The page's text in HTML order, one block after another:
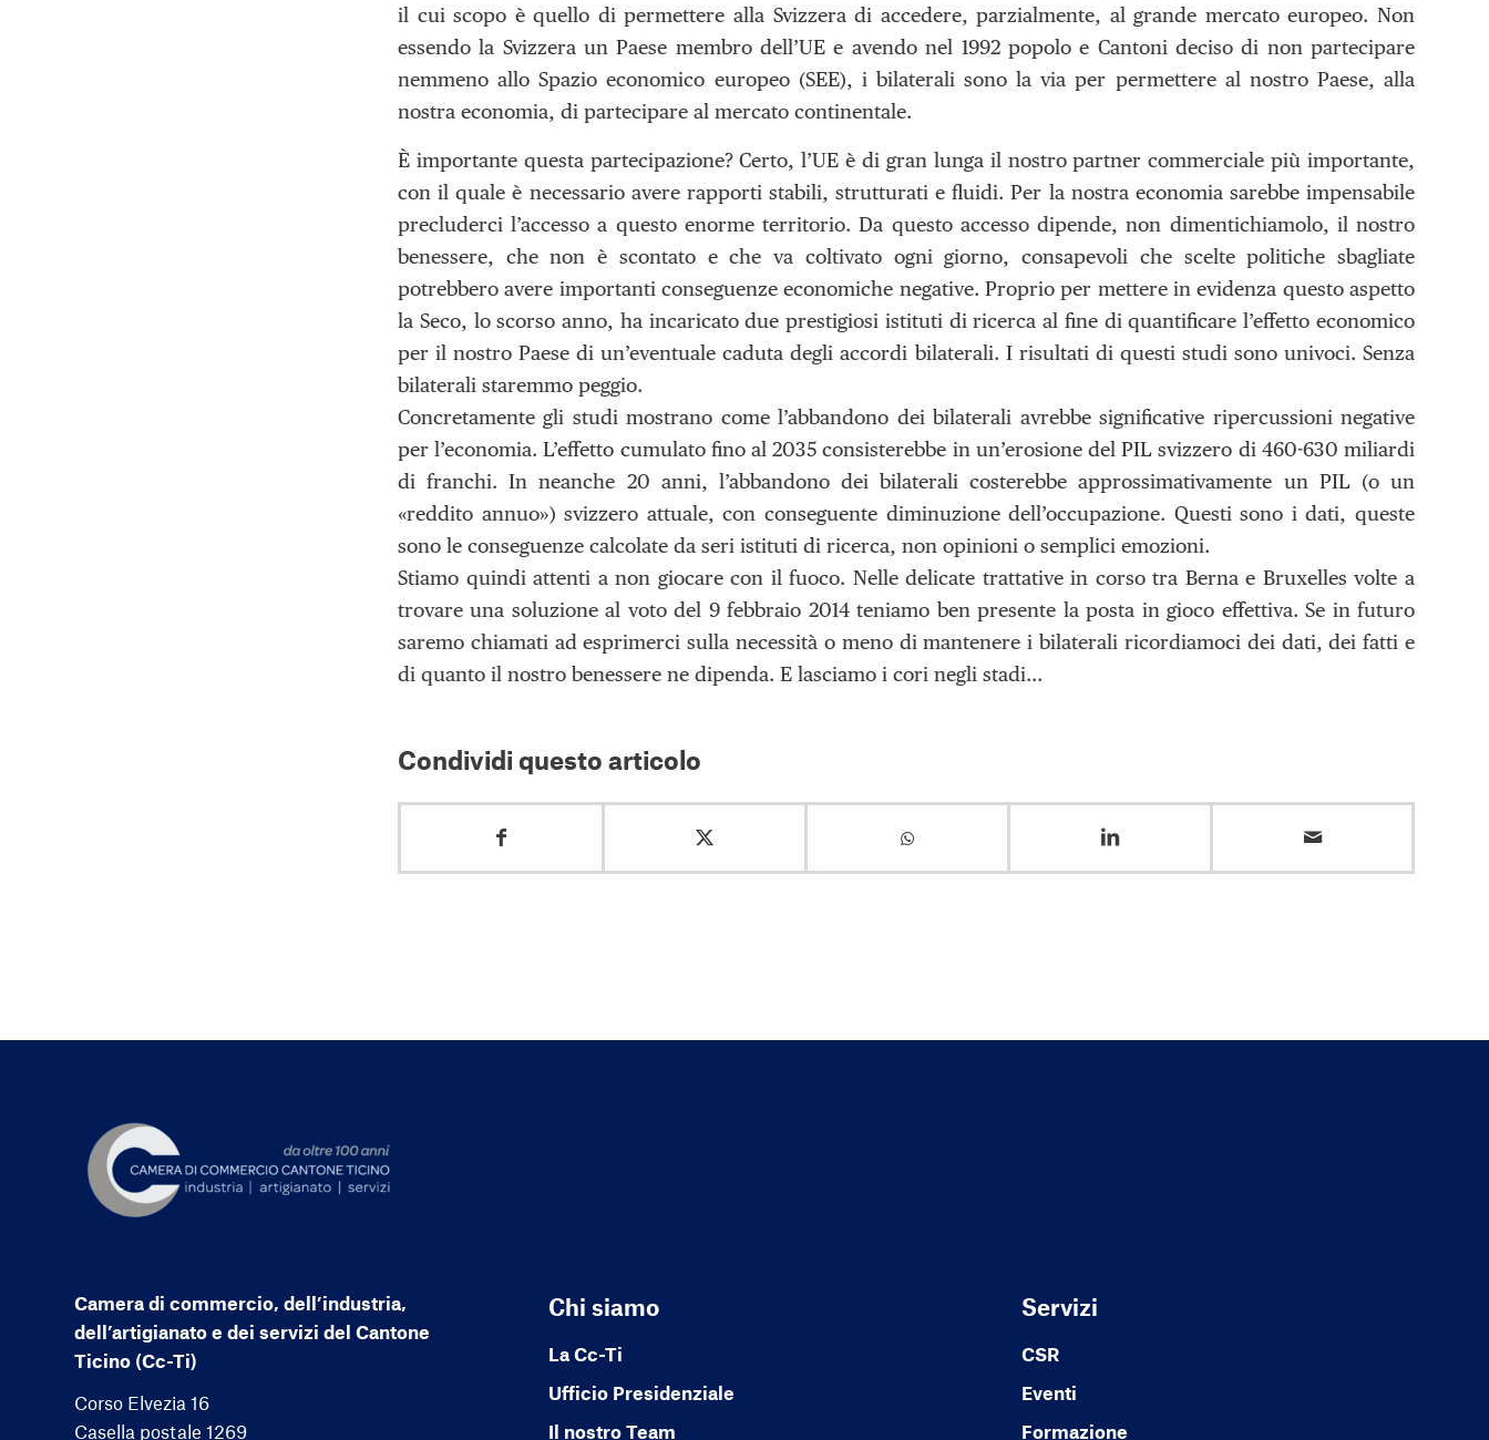
il cui scopo è quello di permettere alla Svizzera di accedere, parzialmente, al grande mercato europeo. Non
essendo la Svizzera un Paese membro dell’UE e avendo nel 1992 popolo e Cantoni deciso di non partecipare
nemmeno allo Spazio economico europeo (SEE), i bilaterali sono la via per permettere al nostro Paese, alla
nostra economia, di partecipare al mercato continentale.
È importante questa partecipazione? Certo, l’UE è di gran lunga il nostro partner commerciale più importante,
con il quale è necessario avere rapporti stabili, strutturati e fluidi. Per la nostra economia sarebbe impensabile
precluderci l’accesso a questo enorme territorio. Da questo accesso dipende, non dimentichiamolo, il nostro
benessere, che non è scontato e che va coltivato ogni giorno, consapevoli che scelte politiche sbagliate
potrebbero avere importanti conseguenze economiche negative. Proprio per mettere in evidenza questo aspetto
la Seco, lo scorso anno, ha incaricato due prestigiosi istituti di ricerca al fine di quantificare l’effetto economico
per il nostro Paese di un’eventuale caduta degli accordi bilaterali. I risultati di questi studi sono univoci. Senza
bilaterali staremmo peggio.
Concretamente gli studi mostrano come l’abbandono dei bilaterali avrebbe significative ripercussioni negative
per l’economia. L’effetto cumulato fino al 2035 consisterebbe in un’erosione del PIL svizzero di 460-630 miliardi
di franchi. In neanche 20 anni, l’abbandono dei bilaterali costerebbe approssimativamente un PIL (o un
«reddito annuo») svizzero attuale, con conseguente diminuzione dell’occupazione. Questi sono i dati, queste
sono le conseguenze calcolate da seri istituti di ricerca, non opinioni o semplici emozioni.
Stiamo quindi attenti a non giocare con il fuoco. Nelle delicate trattative in corso tra Berna e Bruxelles volte a
trovare una soluzione al voto del 9 febbraio 2014 teniamo ben presente la posta in gioco effettiva. Se in futuro
saremo chiamati ad esprimerci sulla necessità o meno di mantenere i bilaterali ricordiamoci dei dati, dei fatti e
di quanto il nostro benessere ne dipenda. E lasciamo i cori negli stadi…
Condividi questo articolo
Camera di commercio, dell’industria,
dell’artigianato e dei servizi del Cantone
Ticino (Cc-Ti)
Corso Elvezia 16
Casella postale 1269
Chi siamo
La Cc-Ti
Ufficio Presidenziale
Il nostro Team
Servizi
CSR
Eventi
Formazione